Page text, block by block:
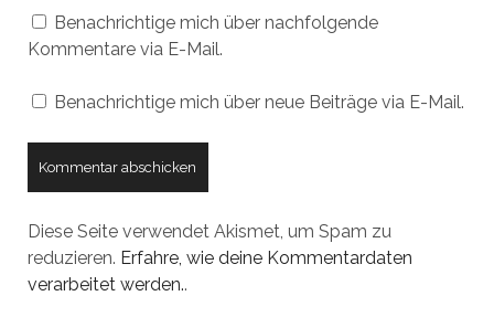
Benachrichtige mich über nachfolgende
Kommentare via E-Mail.
Benachrichtige mich über neue Beiträge via E-Mail.
Diese Seite verwendet Akismet, um Spam zu
reduzieren. Erfahre, wie deine Kommentardaten
verarbeitet werden..